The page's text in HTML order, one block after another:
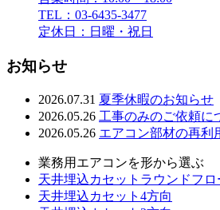
TEL：03-6435-3477
定休日：日曜・祝日
お知らせ
2026.07.31 夏季休暇のお知らせ
2026.05.26 工事のみのご依頼に
2026.05.26 エアコン部材の再利
業務用エアコンを形から選ぶ
天井埋込カセットラウンドフロ
天井埋込カセット4方向